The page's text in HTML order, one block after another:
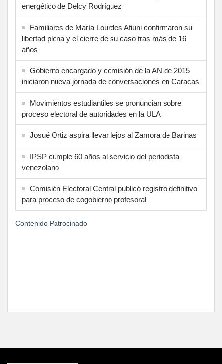
energético de Delcy Rodríguez
Familiares de María Lourdes Afiuni confirmaron su
libertad plena y el cierre de su caso tras más de 16
años
Gobierno encargado y comisión de la AN de 2015
iniciaron nueva jornada de conversaciones en Caracas
Movimientos estudiantiles se pronuncian sobre
proceso electoral de autoridades en la ULA
Josué Ortiz aspira llevar lejos al Zamora de Barinas
IPSP cumple 60 años al servicio del periodista
venezolano
Comisión Electoral Central publicó registro definitivo
para proceso de cogobierno profesoral
Contenido Patrocinado